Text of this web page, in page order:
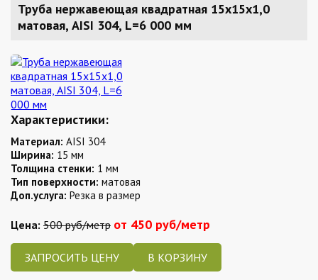
Труба нержавеющая квадратная 15х15х1,0
матовая, AISI 304, L=6 000 мм
Характеристики:
Материал: AISI 304
Ширина: 15 мм
Толщина стенки: 1 мм
Тип поверхности: матовая
Доп.услуга: Резка в размер
Цена: 500 руб/метр от 450 руб/метр
ЗАПРОСИТЬ ЦЕНУ